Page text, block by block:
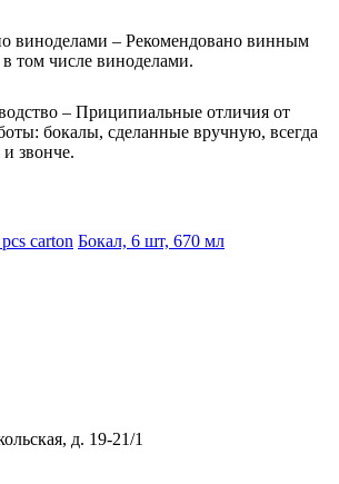
виноделами – Рекомендовано винным
том числе виноделами.
– Приципиальные отличия от
бокалы, сделанные вручную, всегда
звонче.
carton Бокал, 6 шт, 670 мл
д. 19-21/1